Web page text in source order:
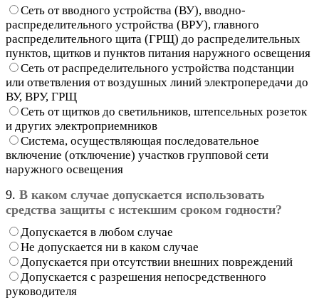
Сеть от вводного устройства (ВУ), вводно-
распределительного устройства (ВРУ), главного
распределительного щита (ГРЩ) до распределительных
пунктов, щитков и пунктов питания наружного освещения
Сеть от распределительного устройства подстанции
или ответвления от воздушных линий электропередачи до
ВУ, ВРУ, ГРЩ
Сеть от щитков до светильников, штепсельных розеток
и других электроприемников
Система, осуществляющая последовательное
включение (отключение) участков групповой сети
наружного освещения
9. В каком случае допускается использовать
средства защиты с истекшим сроком годности?
Допускается в любом случае
Не допускается ни в каком случае
Допускается при отсутствии внешних повреждений
Допускается с разрешения непосредственного
руководителя